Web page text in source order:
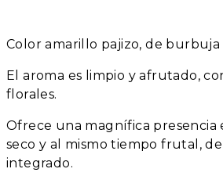
Color amarillo pajizo, de
El aroma es limpio y afrutado,
florales.
Ofrece una magnífica presencia
seco y al mismo tiempo frutal,
integrado.